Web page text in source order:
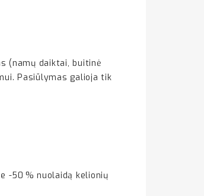
(namų daiktai, buitinė
Pasiūlymas galioja tik
-50 % nuolaidą kelionių